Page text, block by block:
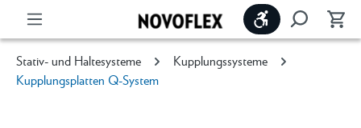
Werkzeugleiste
Stativ- und Haltesysteme
Kupplungssysteme
Kupplungsplatten Q-System